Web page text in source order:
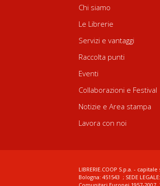
Chi siamo
Le Librerie
Servizi e vantaggi
Raccolta punti
Eventi
Collaborazioni e Festival
Notizie e Area stampa
Lavora con noi
LIBRERIE.COOP S.p.a. -
Bologna: 451543 ; SEDE